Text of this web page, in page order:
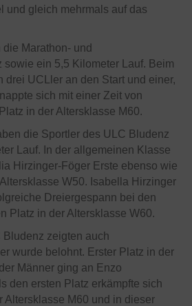
und gleich mehrmals auf das
Marathon- und
sowie ein 5,5 Kilometer Lauf. Beim
drei UCLler an den Start und einer,
sich mit einer Zeit von
in der Altersklasse M60.
die Sportler des ULC Bludenz
Lauf. In der allgemeinen Klasse
Hirzinger-Föger Erste ebenso wie
W50. Isabella Hirzinger
Dreiergespann bei den
Platz in der Altersklasse W60.
Bludenz zeigten auch
wurde belohnt. Erster Platz in der
Männer ging an Enzo
den ersten Platz erkämpfte sich
Altersklasse M60 und in dieser